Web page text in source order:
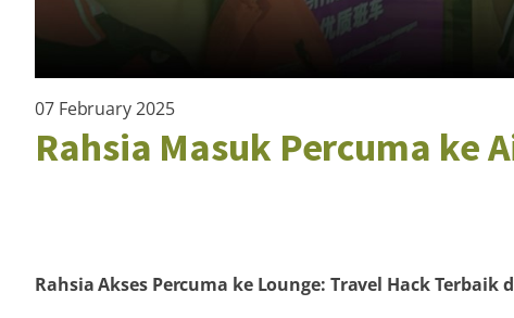
07 February 2025
Rahsia Masuk Percuma ke
Rahsia Akses Percuma ke Lounge: Travel Hack Terbaik